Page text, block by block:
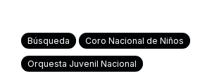
Búsqueda Coro Nacional de Niños
Orquesta Juvenil Nacional